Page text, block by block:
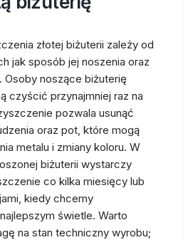
złotej biżuterii zależy od
jak sposób jej noszenia oraz
Osoby noszące biżuterię
czyścić przynajmniej raz na
pozwala usunąć
oraz pot, które mogą
metalu i zmiany koloru. W
biżuterii wystarczy
co kilka miesięcy lub
kiedy chcemy
świetle. Warto
na stan techniczny wyrobu;